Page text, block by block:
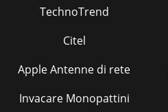
TechnoTrend
Citel
Apple Antenne di rete
Invacare Monopattini